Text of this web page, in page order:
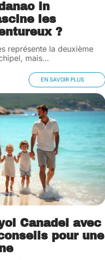
in
les
?
représente la deuxième
mais…
EN SAVOIR PLUS
Canadel avec
pour une